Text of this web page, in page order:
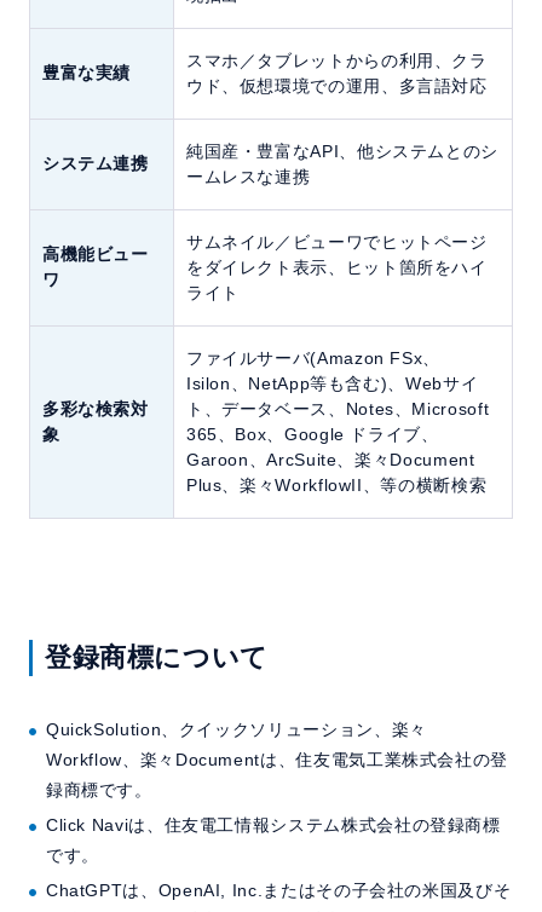
豊富な実績
スマホ／タブレットからの利用、クラ
ウド、仮想環境での運用、多言語対応
システム連携
純国産・豊富なAPI、他システムとのシ
ームレスな連携
高機能ビュー
ワ
サムネイル／ビューワでヒットページ
をダイレクト表示、ヒット箇所をハイ
ライト
多彩な検索対
象
ファイルサーバ(Amazon FSx、
Isilon、NetApp等も含む)、Webサイ
ト、データベース、Notes、Microsoft
365、Box、Google ドライブ、
Garoon、ArcSuite、楽々Document
Plus、楽々WorkflowII、等の横断検索
登録商標について
QuickSolution、クイックソリューション、楽々
Workflow、楽々Documentは、住友電気工業株式会社の登
録商標です。
Click Naviは、住友電工情報システム株式会社の登録商標
です。
ChatGPTは、OpenAI, Inc.またはその子会社の米国及びそ